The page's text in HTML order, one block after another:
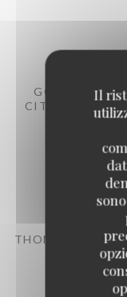
Il
GOUGÈRES
CITRON,
THON ROUGE